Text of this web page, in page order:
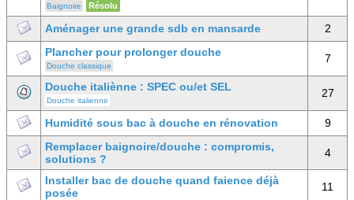
Baignoire Résolu
Aménager une grande sdb en mansarde
2
Plancher pour prolonger douche
Douche classique
7
Douche italiènne : SPEC ou/et SEL
Douche italienne
27
Humidité sous bac à douche en rénovation
9
Remplacer baignoire/douche : compromis,
solutions ?
4
Installer bac de douche quand faience déjà
posée
11